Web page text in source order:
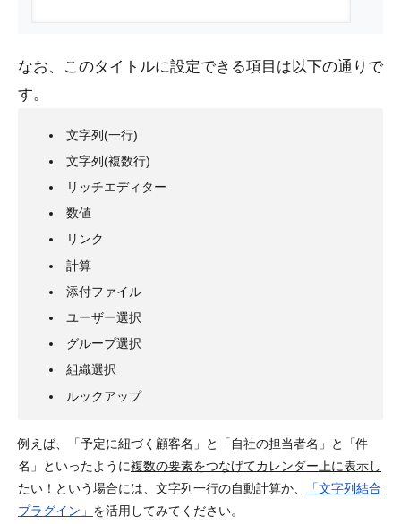
なお、このタイトルに設定できる項目は以下の通りで
す。
文字列(一行)
文字列(複数行)
リッチエディター
数値
リンク
計算
添付ファイル
ユーザー選択
グループ選択
組織選択
ルックアップ
例えば、「予定に紐づく顧客名」と「自社の担当者名」と「件
名」といったように複数の要素をつなげてカレンダー上に表示し
たい！ という場合には、文字列一行の自動計算か、
「文字列結合
プラグイン」 を活用してみてください。